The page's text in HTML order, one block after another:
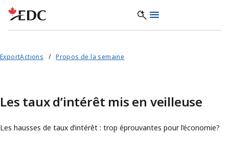
ExportActions Propos de la semaine
Les taux d’intérêt mis en veilleuse
Les hausses de taux d’intérêt : trop éprouvantes pour l’économie?